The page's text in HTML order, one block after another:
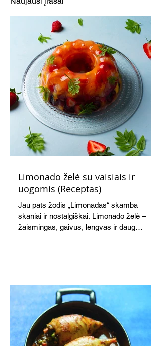
Limonado želė su vaisiais ir
uogomis (Receptas)
Jau pats žodis „Limonadas“ skamba
skaniai ir nostalgiškai. Limonado želė –
žaismingas, gaivus, lengvas ir daug